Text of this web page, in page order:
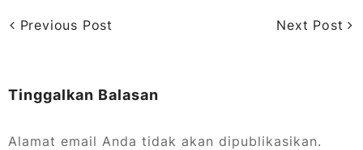
Previous Post Next Post
Tinggalkan Balasan
Alamat email Anda tidak akan dipublikasikan.